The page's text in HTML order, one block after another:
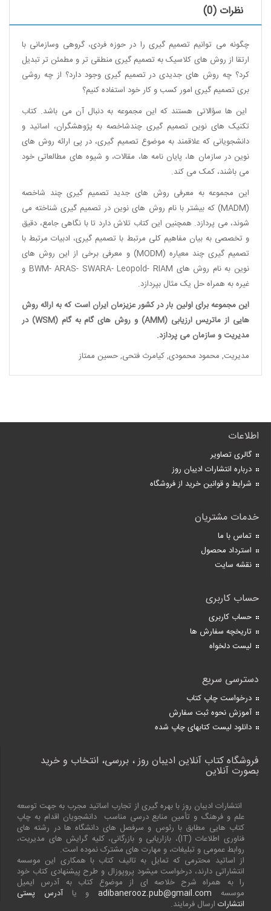
نظرات (0)
چگونه می توانیم تصمیم گیری را در حوزه فردی، گروهی وسازمانی با
ارتقا از روش های کلاسیک به تصمیم گیری منطقی تر و مطمئن تر تبدیل
کرد؟ چه روش های جدیدی در تصمیم گیری وجود دارد؟ از چه روشی
بری تصمیم گیری امور کسب و کار خود استفاده کنیم؟
این ها سؤالاتی هستند که این مجموعه به دنبال آن می باشد. کتاب
تکنیک های نوین تصمیم گیری چندشاخصه به پژوهشگران، اساتید و
دانشجویانی که علاقمند به موضوع تصمیم گیری، در پی ارائه روش های
نوین در سازمان ها، پایان نامه ها، مقالات، و شیوه های مطالعاتی خود
می باشند، کمک می کند.
این مجموعه به معرفی روش های جدید تصمیم گیری چند شاخصه
(MADM) که بیشتر با نام روش های نوین در تصمیم گیری شناخته می
شوند، می پردازد. همچنین این کتاب تلاش دارد تا با نگاهی جامع، دقیق
و تخصصی به بیان مفاهیم کلی مرتبط با تصمیم گیری، ادبیات مرتبط با
تصمیم گیری چند معیاره (MODM) و معرفی برخی از این روش های
نوین به نام روش های BWM- ARAS- SWARA- Leopold- RIAM و
غیره به همراه حل یک مثال بپردازد.
این مجموعه برای اولین بار در کشور عزیزمان ایران است که به ارائه روش
هایی از ماتریس ارزیابی (AMM) و روش های گام به گام (WSM) در
مدیریت و سازمان می پردازد.
مدیریت, محمود محمودی,کیامرث فتحی,حسین ممتاز
اطلاعات
گالری تصاویر
درباره انتشارات ادیبان روز
شرایط و قوانین خرید از فروشگاه
خدمات مشتریان
تماس با ما
استرداد محصول
نقشه سایت
حساب کاربری
حساب کاربری
تاریخچه سفارش ها
لیست دلخواه
دسترسی سریع
درخواست چاپ کتاب
آموزش نحوه ثبت سفارش
دانلود لیست کتابهای چاپ شده
فروشگاه کتاب آنلاین ادیبان روز ، بررسی، انتخاب و خرید
بصورت آنلاین
انتشارات ادیبان روز با بهره گیری از تجارب اساتید مجرب به جهت توسعه
علم و فرهنگ و تأمین منابع درسی مناسب دانشجویان اقدام به چاپ
کتاب هایی مطابق با رئوس و سرفصل های دانشگاه ها در رشته های
فناوری اطلاعات (IT)، بازاریابی و بازرگانی، کلیه گرایش های مدیریت،
روابط عمومی و تبلیغات، و مهارت های مشترک نموده است.
از اساتید محترمی که تمایل به تالیف کتاب با همکاری این موسسه
انتشاراتی دارند، درخواست میشود پروپوزال و طرح پیشنهادی کتاب خود
را به همراه شرح خلاصه ای از موضوع کتاب به آدرس ایمیل
موسسه adibanerooz.pub@gmail.comو یاآدرس پستی
انتشارات ارسال فرمایند.